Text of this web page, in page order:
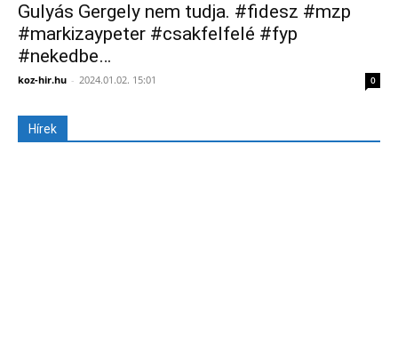
Gulyás Gergely nem tudja. #fidesz #mzp
#markizaypeter #csakfelfelé #fyp
#nekedbe…
koz-hir.hu - 2024.01.02. 15:01 0
Hírek